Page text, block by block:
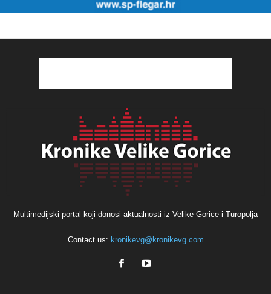
Multimedijski portal koji donosi aktualnosti iz Velike Gorice i Turopolja
Contact us: kronikevg@kronikevg.com